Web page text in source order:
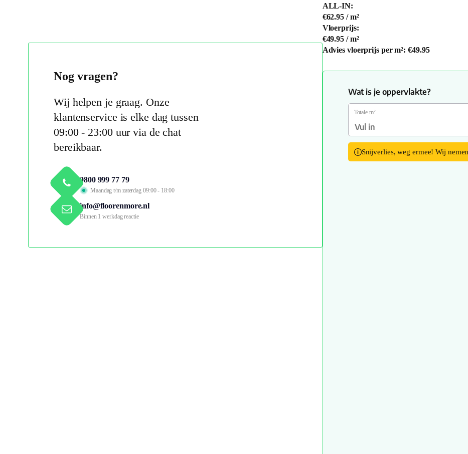
Nog vragen?
Wij helpen je graag. Onze
klantenservice is elke dag tussen
09:00 - 23:00 uur via de chat
bereikbaar.
0800 999 77 79
Maandag t/m zaterdag 09:00 - 18:00
info@floorenmore.nl
Binnen 1 werkdag reactie
ALL-IN:
€62.95 / m²
Vloerprijs:
€49.95 / m²
Advies vloerprijs per m²: €49.95
Wat is je oppervlakte?
Totale m²
Snijverlies, weg ermee! Wij